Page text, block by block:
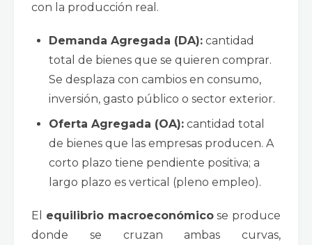
con la producción real.
Demanda Agregada (DA): cantidad
total de bienes que se quieren comprar.
Se desplaza con cambios en consumo,
inversión, gasto público o sector exterior.
Oferta Agregada (OA): cantidad total
de bienes que las empresas producen. A
corto plazo tiene pendiente positiva; a
largo plazo es vertical (pleno empleo).
El equilibrio macroeconómicose produce
donde se cruzan ambas curvas,